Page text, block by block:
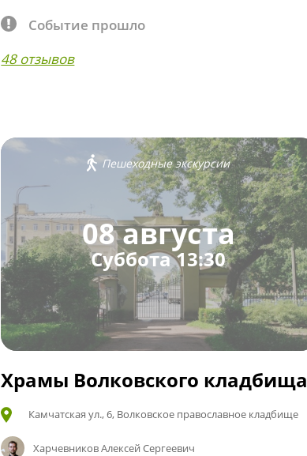
Событие прошло
48 отзывов
Пешеходные экскурсии
08 августа
Суббота 13:30
Храмы Волковского кладбища
Камчатская ул., 6, Волковское православное кладбище
Харчевников Алексей Сергеевич